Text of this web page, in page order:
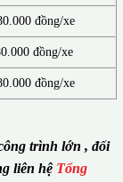
đồng/xe
đồng/xe
đồng/xe
trình lớn , đối
liên hệ Tổng